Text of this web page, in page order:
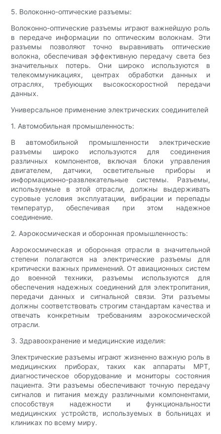
5. Волоконно-оптические разъемы:
Волоконно-оптические разъемы играют важнейшую роль
в передаче информации по оптическим волокнам. Эти
разъемы позволяют точно выравнивать оптические
волокна, обеспечивая эффективную передачу света без
значительных потерь. Они широко используются в
телекоммуникациях, центрах обработки данных и
отраслях, требующих высокоскоростной передачи
данных.
Универсальное применение электрических соединителей
1. Автомобильная промышленность:
В автомобильной промышленности электрические
разъемы широко используются для соединения
различных компонентов, включая блоки управления
двигателем, датчики, осветительные приборы и
информационно-развлекательные системы. Разъемы,
используемые в этой отрасли, должны выдерживать
суровые условия эксплуатации, вибрации и перепады
температур, обеспечивая при этом надежное
соединение.
2. Аэрокосмическая и оборонная промышленность:
Аэрокосмическая и оборонная отрасли в значительной
степени полагаются на электрические разъемы для
критически важных применений. От авиационных систем
до военной техники, разъемы используются для
обеспечения надежных соединений для электропитания,
передачи данных и сигнальной связи. Эти разъемы
должны соответствовать строгим стандартам качества и
отвечать конкретным требованиям аэрокосмической
отрасли.
3. Здравоохранение и медицинские изделия:
Электрические разъемы играют жизненно важную роль в
медицинских приборах, таких как аппараты МРТ,
диагностическое оборудование и мониторы состояния
пациента. Эти разъемы обеспечивают точную передачу
сигналов и питания между различными компонентами,
способствуя надежности и функциональности
медицинских устройств, используемых в больницах и
клиниках по всему миру.